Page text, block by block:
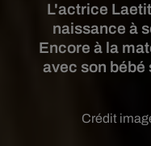
L'actrice
naissance à
Encore à la
avec son bébé
Crédit